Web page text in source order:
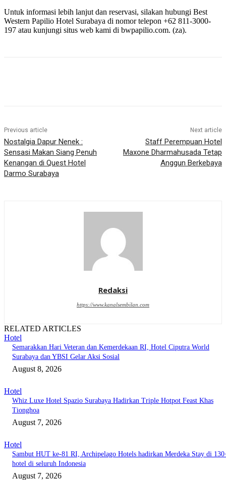
Untuk informasi lebih lanjut dan reservasi, silakan hubungi Best
Western Papilio Hotel Surabaya di nomor telepon +62 811-3000-
197 atau kunjungi situs web kami di bwpapilio.com. (za).
Previous article
Nostalgia Dapur Nenek :
Sensasi Makan Siang Penuh
Kenangan di Quest Hotel
Darmo Surabaya
Next article
Staff Perempuan Hotel
Maxone Dharmahusada Tetap
Anggun Berkebaya
Redaksi
https://www.kanalsembilan.com
RELATED ARTICLES
Hotel
Semarakkan Hari Veteran dan Kemerdekaan RI, Hotel Ciputra World
Surabaya dan YBSI Gelar Aksi Sosial
August 8, 2026
Hotel
Whiz Luxe Hotel Spazio Surabaya Hadirkan Triple Hotpot Feast Khas
Tionghoa
August 7, 2026
Hotel
Sambut HUT ke-81 RI, Archipelago Hotels hadirkan Merdeka Stay di
hotel di seluruh Indonesia
August 7, 2026